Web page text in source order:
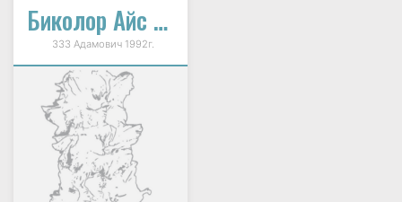
Биколор Айс Крим (Двухцветное Мороженое)
333 Адамович 1992г.